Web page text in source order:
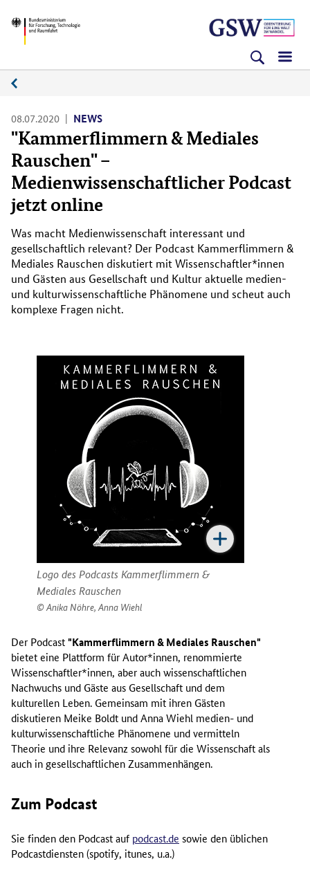
zum
(Eingabetaste)
zum
(Eingabetaste)
zur
(Eingabetaste)
BMFTR
08.07.2020 NEWS
"Kammerflimmern & Mediales
Rauschen" –
Medienwissenschaftlicher Podcast
jetzt online
Was macht Medienwissenschaft interessant und
gesellschaftlich relevant? Der Podcast Kammerflimmern &
Mediales Rauschen diskutiert mit Wissenschaftler*innen
und Gästen aus Gesellschaft und Kultur aktuelle medien-
und kulturwissenschaftliche Phänomene und scheut auch
komplexe Fragen nicht.
Logo des Podcasts Kammerflimmern &
Mediales Rauschen
Anika Nöhre, Anna Wiehl
Der Podcast"Kammerflimmern & Mediales Rauschen"
bietet eine Plattform für Autor*innen, renommierte
Wissenschaftler*innen, aber auch wissenschaftlichen
Nachwuchs und Gäste aus Gesellschaft und dem
kulturellen Leben. Gemeinsam mit ihren Gästen
diskutieren Meike Boldt und Anna Wiehl medien- und
kulturwissenschaftliche Phänomene und vermitteln
Theorie und ihre Relevanz sowohl für die Wissenschaft als
auch in gesellschaftlichen Zusammenhängen.
Zum Podcast
Sie finden den Podcast auf podcast.de sowie den üblichen
Podcastdiensten (spotify, itunes, u.a.)